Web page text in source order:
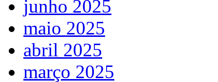
junho 2025
maio 2025
abril 2025
março 2025